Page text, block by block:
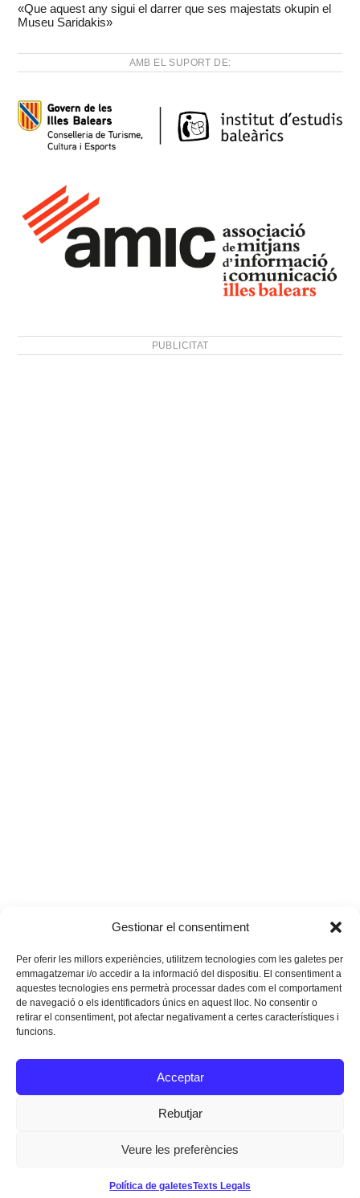
Gestionar el consentiment
Per oferir les millors experiències, utilitzem tecnologies com les galetes per
emmagatzemar i/o accedir a la informació del dispositiu. El consentiment a
aquestes tecnologies ens permetrà processar dades com el comportament
de navegació o els identificadors únics en aquest lloc. No consentir o
retirar el consentiment, pot afectar negativament a certes característiques i
funcions.
Acceptar
Rebutjar
Veure les preferències
Política de galetesTexts Legals
«Que aquest any sigui el darrer que ses majestats okupin el
Museu Saridakis»
AMB EL SUPORT DE:
PUBLICITAT
Instagram
Facebook
Twitter
Texts Legals